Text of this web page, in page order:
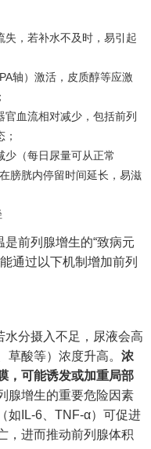
失，若补水不及时，易引起
轴）激活，皮质醇等应激
官血流相对减少，包括前列
少（每日尿量可从正常
膀胱内停留时间延长，易滋
前列腺增生的“致病元
通过以下机制增加前列
分摄入不足，尿液会高
草酸等）浓度升高。 浓
，可能诱发或加重局部
腺增生的重要危险因素
IL-6、TNF-α）可促进
，进而推动前列腺体积